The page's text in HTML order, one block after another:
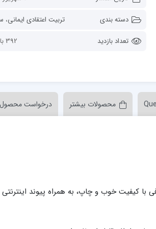
قلعه گنج
دسته بندی
تربیت اعتقادی ایمانی،
تعداد بازدید
392 بازدید
محصولات بیشتر درخواست محصول
با کیفیت خوب و چاپ، به همراه پیوند اینترنتی